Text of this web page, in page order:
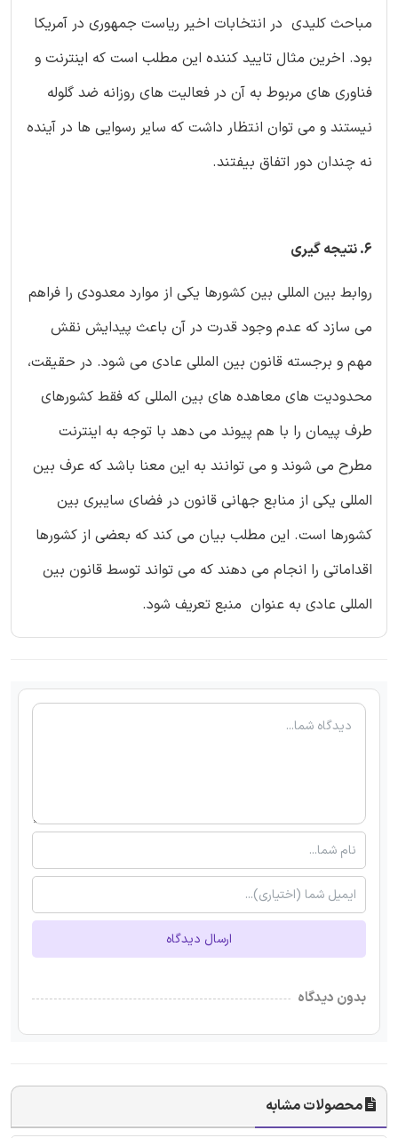
مباحث کلیدی در انتخابات اخیر ریاست جمهوری در آمریکا
بود. اخرین مثال تایید کننده این مطلب است که اینترنت و
فناوری های مربوط به آن در فعالیت های روزانه ضد گلوله
نیستند و می توان انتظار داشت که سایر رسوایی ها در آینده
نه چندان دور اتفاق بیفتند.
6. نتیجه گیری
روابط بین المللی بین کشورها یکی از موارد معدودی را فراهم
می سازد که عدم وجود قدرت در آن باعث پیدایش نقش
مهم و برجسته قانون بین المللی عادی می شود. در حقیقت،
محدودیت های معاهده های بین المللی که فقط کشورهای
طرف پیمان را با هم پیوند می دهد با توجه به اینترنت
مطرح می شوند و می توانند به این معنا باشد که عرف بین
المللی یکی از منابع جهانی قانون در فضای سایبری بین
کشورها است. این مطلب بیان می کند که بعضی از کشورها
اقداماتی را انجام می دهند که می تواند توسط قانون بین
المللی عادی به عنوان منبع تعریف شود.
ارسال دیدگاه
بدون دیدگاه
محصولات مشابه